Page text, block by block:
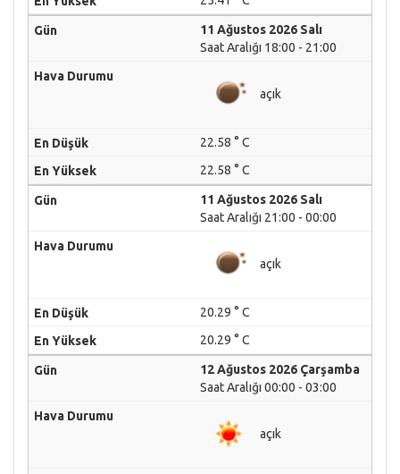
11 Ağustos 2026 Salı
Saat Aralığı 18:00 - 21:00
açık
22.58 ° C
22.58 ° C
11 Ağustos 2026 Salı
Saat Aralığı 21:00 - 00:00
açık
20.29 ° C
20.29 ° C
12 Ağustos 2026 Çarşamba
Saat Aralığı 00:00 - 03:00
açık